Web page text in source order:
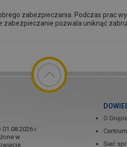
zabezpieczania. Podczas prac
zabezpieczanie pozwala uniknąć
r.
w
O
Sieć